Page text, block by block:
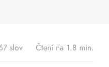
slov Čtení na 1.8 min.